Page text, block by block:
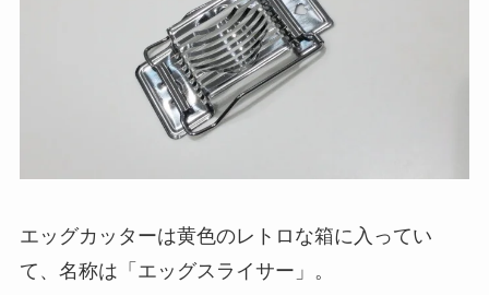
エッグカッターは黄色のレトロな箱に入ってい
て、名称は「エッグスライサー」。